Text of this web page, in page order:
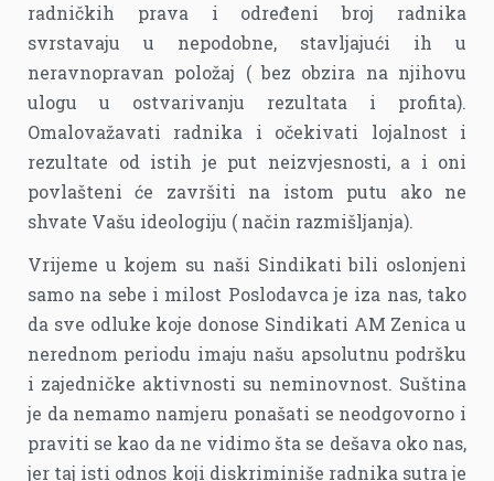
radničkih prava i određeni broj radnika
svrstavaju u nepodobne, stavljajući ih u
neravnopravan položaj ( bez obzira na njihovu
ulogu u ostvarivanju rezultata i profita).
Omalovažavati radnika i očekivati lojalnost i
rezultate od istih je put neizvjesnosti, a i oni
povlašteni će završiti na istom putu ako ne
shvate Vašu ideologiju ( način razmišljanja).
Vrijeme u kojem su naši Sindikati bili oslonjeni
samo na sebe i milost Poslodavca je iza nas, tako
da sve odluke koje donose Sindikati AM Zenica u
nerednom periodu imaju našu apsolutnu podršku
i zajedničke aktivnosti su neminovnost. Suština
je da nemamo namjeru ponašati se neodgovorno i
praviti se kao da ne vidimo šta se dešava oko nas,
jer taj isti odnos koji diskriminiše radnika sutra je